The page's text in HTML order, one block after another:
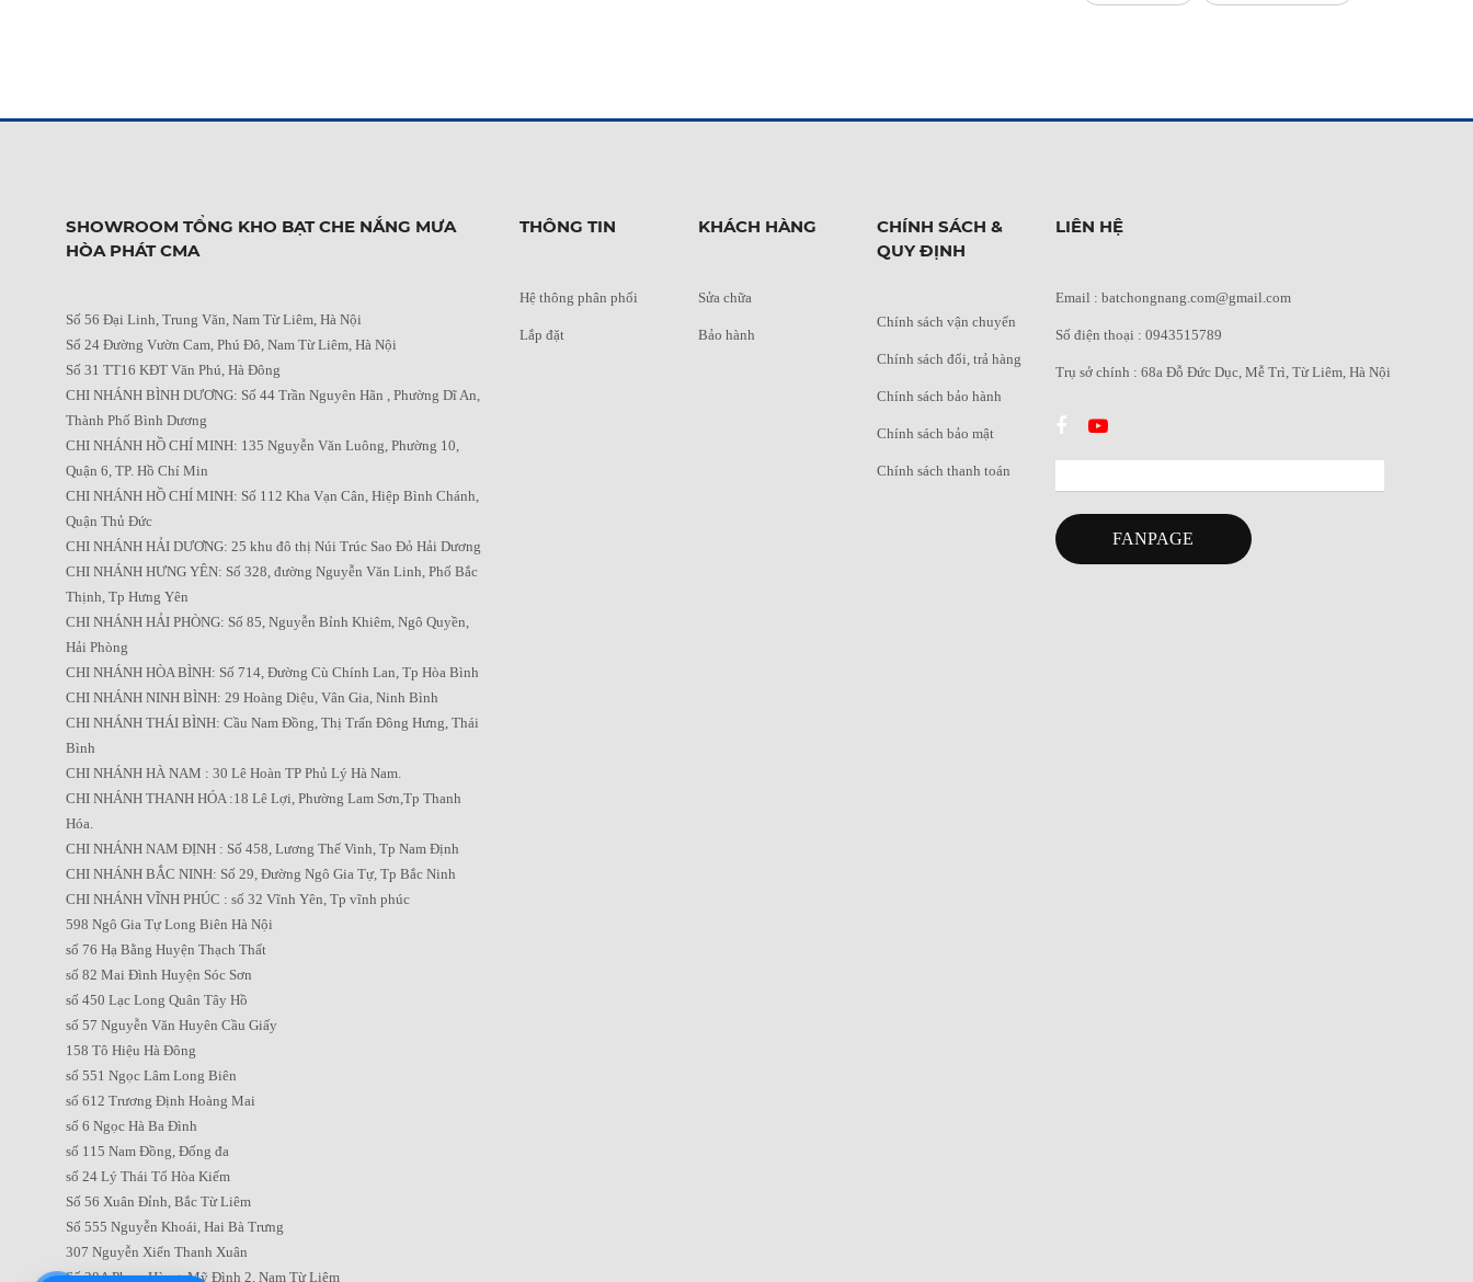
SHOWROOM TỔNG KHO BẠT CHE NẮNG MƯA
HÒA PHÁT CMA
Số 56 Đại Linh, Trung Văn, Nam Từ Liêm, Hà Nội
Số 24 Đường Vườn Cam, Phú Đô, Nam Từ Liêm, Hà Nội
Số 31 TT16 KĐT Văn Phú, Hà Đông
CHI NHÁNH BÌNH DƯƠNG: Số 44 Trần Nguyên Hãn , Phường Dĩ An,
Thành Phố Bình Dương
CHI NHÁNH HỒ CHÍ MINH: 135 Nguyễn Văn Luông, Phường 10,
Quận 6, TP. Hồ Chí Min
CHI NHÁNH HỒ CHÍ MINH: Số 112 Kha Vạn Cân, Hiệp Bình Chánh,
Quận Thủ Đức
CHI NHÁNH HẢI DƯƠNG: 25 khu đô thị Núi Trúc Sao Đỏ Hải Dương
CHI NHÁNH HƯNG YÊN: Số 328, đường Nguyễn Văn Linh, Phố Bắc
Thịnh, Tp Hưng Yên
CHI NHÁNH HẢI PHÒNG: Số 85, Nguyễn Bỉnh Khiêm, Ngô Quyền,
Hải Phòng
CHI NHÁNH HÒA BÌNH: Số 714, Đường Cù Chính Lan, Tp Hòa Bình
CHI NHÁNH NINH BÌNH: 29 Hoàng Diệu, Vân Gia, Ninh Bình
CHI NHÁNH THÁI BÌNH: Cầu Nam Đồng, Thị Trấn Đông Hưng, Thái
Bình
CHI NHÁNH HÀ NAM : 30 Lê Hoàn TP Phủ Lý Hà Nam.
CHI NHÁNH THANH HÓA :18 Lê Lợi, Phường Lam Sơn,Tp Thanh
Hóa.
CHI NHÁNH NAM ĐỊNH : Số 458, Lương Thế Vinh, Tp Nam Định
CHI NHÁNH BẮC NINH: Số 29, Đường Ngô Gia Tự, Tp Bắc Ninh
CHI NHÁNH VĨNH PHÚC : số 32 Vĩnh Yên, Tp vĩnh phúc
598 Ngô Gia Tự Long Biên Hà Nội
số 76 Hạ Bằng Huyện Thạch Thất
số 82 Mai Đình Huyện Sóc Sơn
số 450 Lạc Long Quân Tây Hồ
số 57 Nguyễn Văn Huyên Cầu Giấy
158 Tô Hiệu Hà Đông
số 551 Ngọc Lâm Long Biên
số 612 Trương Định Hoàng Mai
số 6 Ngọc Hà Ba Đình
số 115 Nam Đồng, Đống đa
số 24 Lý Thái Tổ Hòa Kiếm
Số 56 Xuân Đỉnh, Bắc Từ Liêm
Số 555 Nguyễn Khoái, Hai Bà Trưng
307 Nguyễn Xiển Thanh Xuân
Số 28A Phạm Hùng, Mỹ Đình 2, Nam Từ Liêm
THÔNG TIN
Hệ thông phân phối
Lắp đặt
KHÁCH HÀNG
Sửa chữa
Bảo hành
CHÍNH SÁCH &
QUY ĐỊNH
Chính sách vận chuyển
Chính sách đổi, trả hàng
Chính sách bảo hành
Chính sách bảo mật
Chính sách thanh toán
LIÊN HỆ
Email : batchongnang.com@gmail.com
Số điện thoại : 0943515789
Trụ sở chính : 68a Đỗ Đức Dục, Mễ Trì, Từ Liêm, Hà Nội
FANPAGE